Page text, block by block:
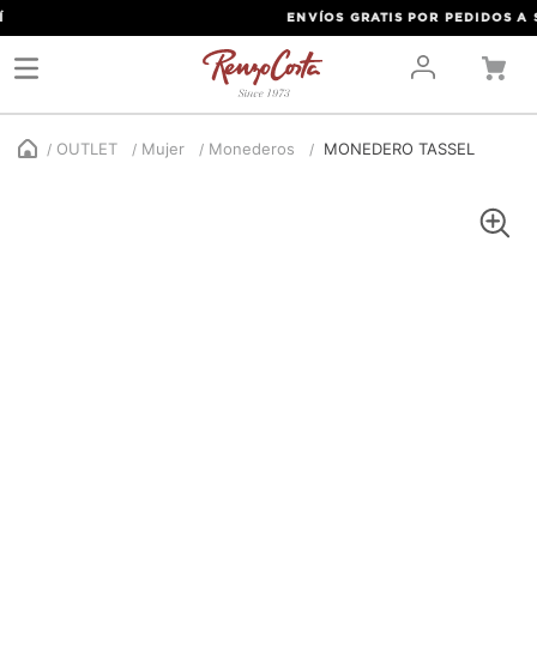
ENVÍOS GRATIS POR PEDIDOS A S/
OUTLET Mujer Monederos MONEDERO TASSEL